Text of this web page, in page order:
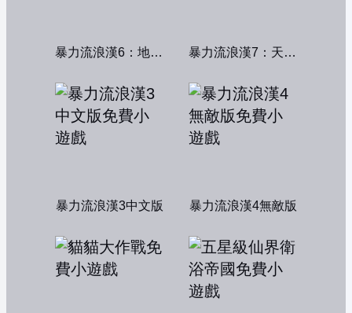
暴力流浪漢6：地獄篇無敵版 暴力流浪漢7：天堂篇無敵版
暴力流浪漢3中文版 暴力流浪漢4無敵版